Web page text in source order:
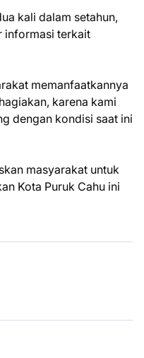
kali dalam setahun,
informasi terkait
memanfaatkannya
karena kami
dengan kondisi saat ini
masyarakat untuk
Kota Puruk Cahu ini